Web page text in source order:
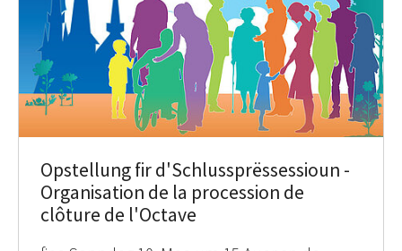
Opstellung fir d'Schlussprëssessioun -
Organisation de la procession de
clôture de l'Octave